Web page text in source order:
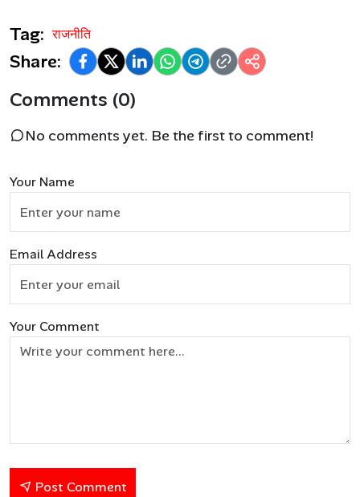
Tag: राजनीति
Share:
Comments (0)
No comments yet. Be the first to comment!
Your Name
Email Address
Your Comment
Post Comment